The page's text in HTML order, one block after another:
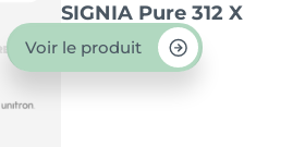
SIGNIA Pure 312 X
Voir le produit